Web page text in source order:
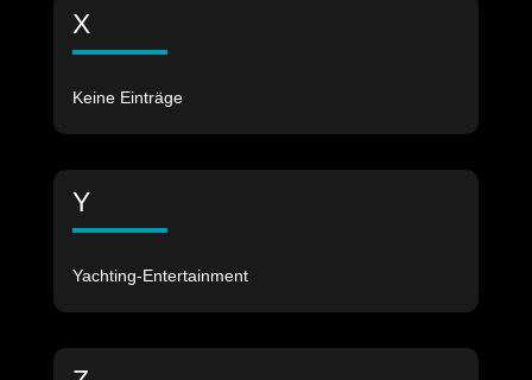
X
Keine Einträge
Y
Yachting-Entertainment